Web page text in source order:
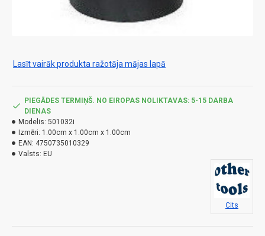
Lasīt vairāk produkta ražotāja mājas lapā
PIEGĀDES TERMIŅŠ. NO EIROPAS NOLIKTAVAS: 5-15 DARBA
DIENAS
Modelis: 501032i
Izmēri: 1.00cm x 1.00cm x 1.00cm
EAN: 4750735010329
Valsts: EU
Cits